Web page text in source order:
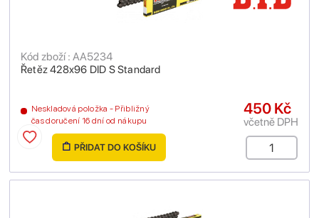
Řetěz 428x96 DID S Standard
Kód zboží : AA5234
Neskladová položka - Přibližný
čas doručení 16 dní od nákupu
450 Kč
včetně DPH
PŘIDAT DO KOŠÍKU